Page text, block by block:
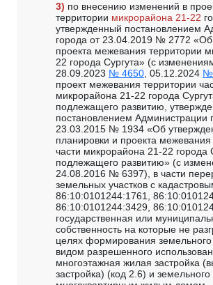
3) по внесению изменений в
территории микрорайона 21-22
утвержденный постановлением
города от 23.04.2019 № 2772 «Об
проекта межевания территории
22 города Сургута» (с
28.09.2023 № 4650, 05.12.2024 №
проект межевания территории
микрорайона 21-22 города
подлежащего развитию,
постановлением Администрации
23.03.2015 № 1934 «Об
планировки и проекта межевания
части микрорайона 21-22 города
подлежащего развитию» (с
24.08.2016 № 6397), в части
земельных участков с
86:10:0101244:1761,
86:10:0101244:3429,
государственная или
собственность на которые не
целях формирования земельного
видом разрешенного
многоэтажная жилая застройка
застройка) (код 2.6) и земельного